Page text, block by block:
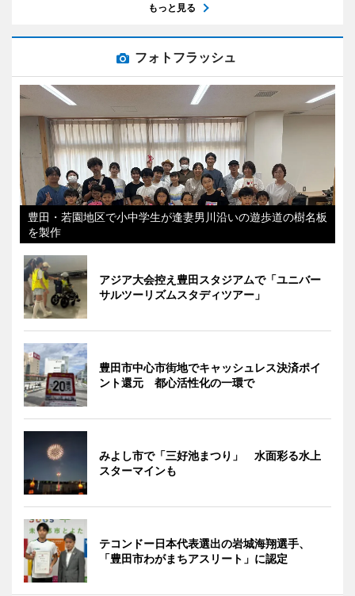
もっと見る
フォトフラッシュ
豊田・若園地区で小中学生が逢妻男川沿いの遊歩道の樹名板
を製作
アジア大会控え豊田スタジアムで「ユニバー
サルツーリズムスタディツアー」
豊田市中心市街地でキャッシュレス決済ポイ
ント還元 都心活性化の一環で
みよし市で「三好池まつり」 水面彩る水上
スターマインも
テコンドー日本代表選出の岩城海翔選手、
「豊田市わがまちアスリート」に認定